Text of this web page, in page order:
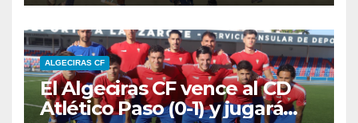
ALGECIRAS CF
El Algeciras CF vence al CD
Atlético Paso (0-1) y jugará